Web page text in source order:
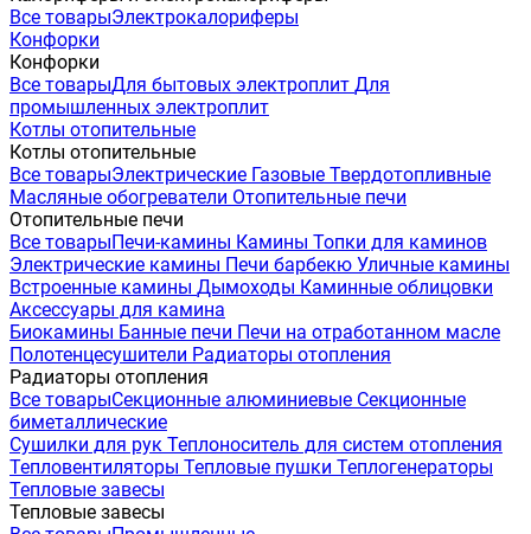
Все товарыЭлектрокалориферы
Конфорки
Конфорки
Все товарыДля бытовых электроплит Для
промышленных электроплит
Котлы отопительные
Котлы отопительные
Все товарыЭлектрические Газовые Твердотопливные
Масляные обогреватели Отопительные печи
Отопительные печи
Все товарыПечи-камины Камины Топки для каминов
Электрические камины Печи барбекю Уличные камины
Встроенные камины Дымоходы Каминные облицовки
Аксессуары для камина
Биокамины Банные печи Печи на отработанном масле
Полотенцесушители Радиаторы отопления
Радиаторы отопления
Все товарыСекционные алюминиевые Секционные
биметаллические
Сушилки для рук Теплоноситель для систем отопления
Тепловентиляторы Тепловые пушки Теплогенераторы
Тепловые завесы
Тепловые завесы